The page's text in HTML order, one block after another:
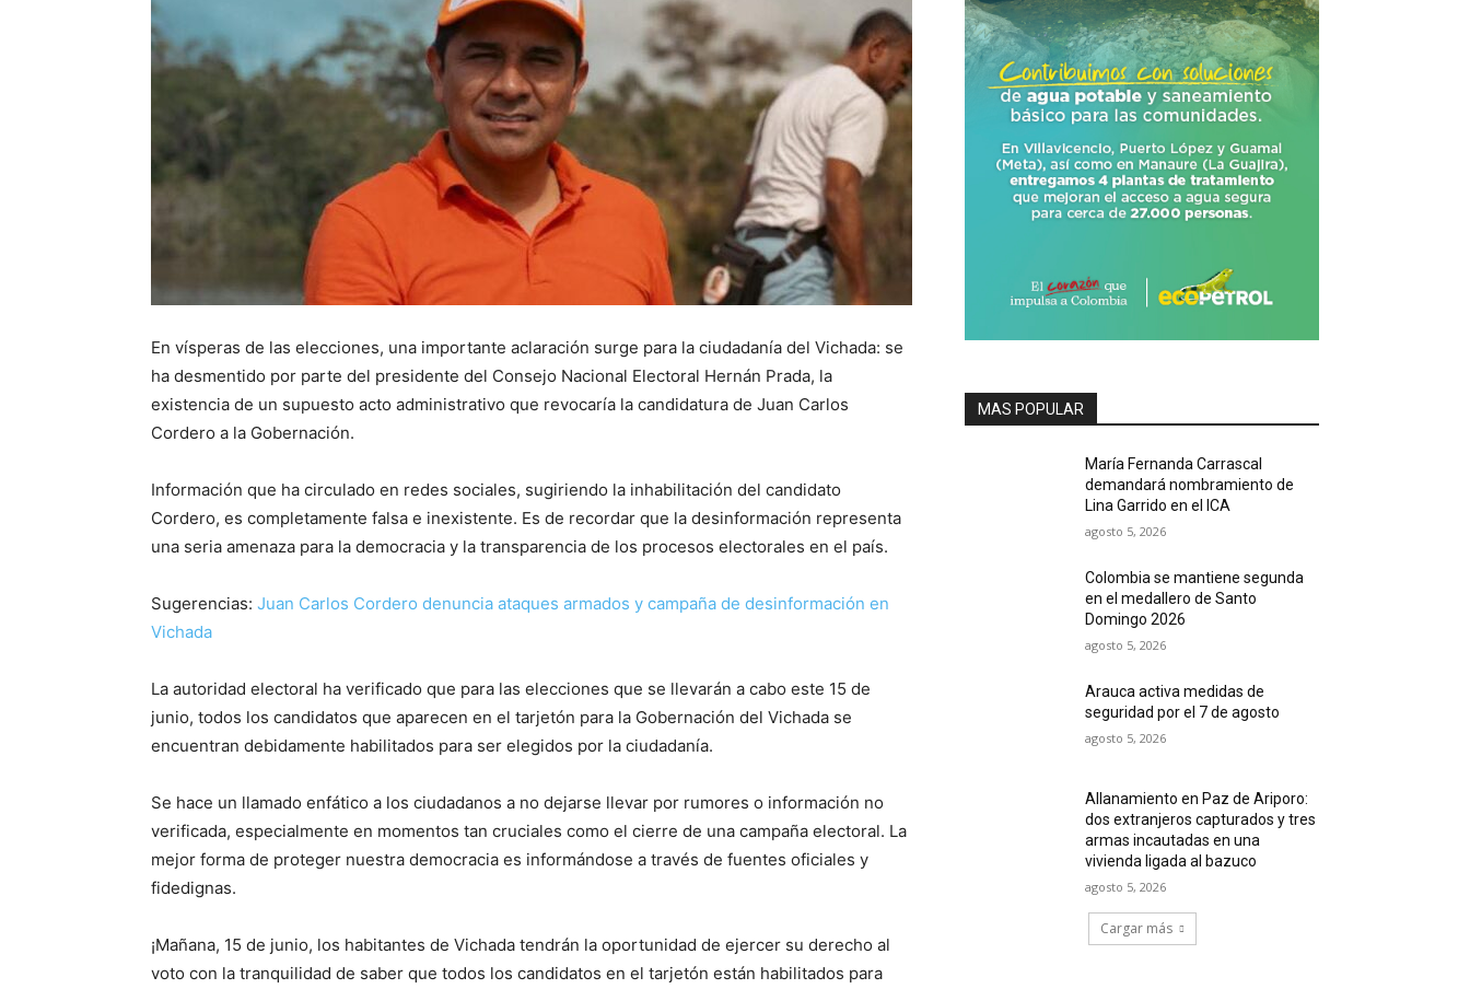
En vísperas de las elecciones, una importante aclaración surge para la ciudadanía del Vichada: se
ha desmentido por parte del presidente del Consejo Nacional Electoral Hernán Prada, la
existencia de un supuesto acto administrativo que revocaría la candidatura de Juan Carlos
Cordero a la Gobernación.
Información que ha circulado en redes sociales, sugiriendo la inhabilitación del candidato
Cordero, es completamente falsa e inexistente. Es de recordar que la desinformación representa
una seria amenaza para la democracia y la transparencia de los procesos electorales en el país.
Sugerencias: Juan Carlos Cordero denuncia ataques armados y campaña de desinformación en
Vichada
La autoridad electoral ha verificado que para las elecciones que se llevarán a cabo este 15 de
junio, todos los candidatos que aparecen en el tarjetón para la Gobernación del Vichada se
encuentran debidamente habilitados para ser elegidos por la ciudadanía.
Se hace un llamado enfático a los ciudadanos a no dejarse llevar por rumores o información no
verificada, especialmente en momentos tan cruciales como el cierre de una campaña electoral. La
mejor forma de proteger nuestra democracia es informándose a través de fuentes oficiales y
fidedignas.
¡Mañana, 15 de junio, los habitantes de Vichada tendrán la oportunidad de ejercer su derecho al
voto con la tranquilidad de saber que todos los candidatos en el tarjetón están habilitados para
MAS POPULAR
María Fernanda Carrascal
demandará nombramiento de
Lina Garrido en el ICA
agosto 5, 2026
Colombia se mantiene segunda
en el medallero de Santo
Domingo 2026
agosto 5, 2026
Arauca activa medidas de
seguridad por el 7 de agosto
agosto 5, 2026
Allanamiento en Paz de Ariporo:
dos extranjeros capturados y tres
armas incautadas en una
vivienda ligada al bazuco
agosto 5, 2026
Cargar más